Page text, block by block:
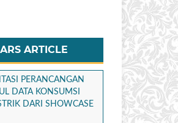
ARTICLE
PERANCANGAN
DATA KONSUMSI
DARI SHOWCASE